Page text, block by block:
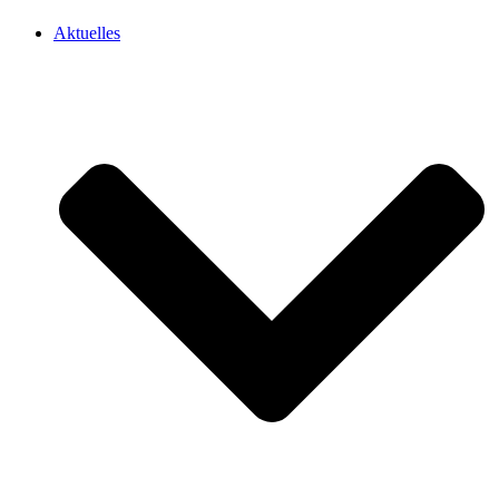
Aktuelles